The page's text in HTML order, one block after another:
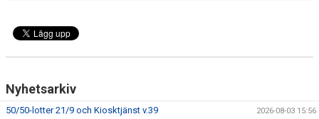
Nyhetsarkiv
50/50-lotter 21/9 och Kiosktjänst v.39 2026-08-03 15:56